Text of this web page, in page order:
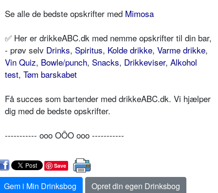
Se alle de bedste opskrifter med Mimosa
✅ Her er drikkeABC.dk med nemme opskrifter til din bar,
- prøv selv Drinks, Spiritus, Kolde drikke, Varme drikke,
Vin Quiz, Bowle/punch, Snacks, Drikkeviser, Alkohol
test, Tøm barskabet
Få succes som bartender med drikkeABC.dk. Vi hjælper
dig med de bedste opskrifter.
----------- ooo OÔO ooo -----------
Save
Gem i Min Drinksbog
Opret din egen Drinksbog